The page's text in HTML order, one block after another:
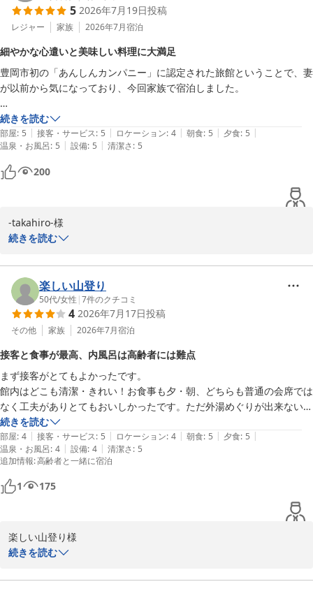
ご様子を伺い、何よりでございます。さらに、お誕生日プレートが
お連れ様にもお喜びいただき、思い出に残る素敵なお誕生日旅行の
「また利用したい宿」とのお言葉は、私どもにとって何よりの励み
です。これからもお客様の大切な記念日がより特別なものとなるよ
う、心を込めたおもてなしに努めてまいります。
お二人に再びお会いできます日を、スタッフ一同心よりお待ちして
ｒｄｅｎｓ
5 2026年7月19日投稿
レジャー 家族 2026年7月宿泊
細やかな心遣いと美味しい料理に大満足
豊岡市初の「あんしんカンパニー」に認定された旅館ということで、妻
が以前から気になっており、今回家族で宿泊しました。
今回は蟹のオフシーズンでしたが、但馬牛のしゃぶしゃぶ、お刺身、鮎
のハーブ焼きなど、どのお料理もとても美味しく、大変満足しました。
特にデザートの「夏のパルフェ」は子どもたちがとても気に入っていま
した。
接客も本当に素晴らしく、スタッフの皆さんがご自身の仕事に誇りを持
って、おもてなしの心を大切にされていることが伝わってきました。
立地は温泉街の少し奥まった場所にありますが、まんだら湯・御所の湯
今回は外湯巡りを中心に楽しんだため、館内のお風呂は貸切風呂を一つ
利用しただけでしたが、お風呂に季節の花々が浮かべられており、非日
常のラグジュアリーな気分を味わうことができました。
そして、チェックアウトの際には心のこもったお手紙まで頂戴し、最後
まで細やかな心遣いに感激しました。滞在中の随所に温かい気配りが感
じられる、本当に素敵な旅館です。また城崎温泉を訪れる際には、ぜひ
宿泊したいと思います。
続きを読む
部屋: 5 | 接客・サービス: 5 | ロケーション: 4 | 朝食: 5 | 夕食: 5 |
温泉・お風呂: 5 | 設備: 5 | 清潔さ: 5
200
-takahiro-様
このたびは当館にご宿泊いただき、また心温まるご感想をお寄せい
「細やかな心遣いと美味しい料理に大満足」とのお言葉を頂戴し、
スタッフ一同大変嬉しく思います。また、当館があんしんカンパニ
ーに選ばれていたことまで知っていただき、奥様が以前より当館を
お気に留めてくださっていたとのこと、そしてご家族皆さまでお越
しいただけたことを心より光栄に思っております。
刺身、鮎のハーブ焼きなどのお料理をお楽しみいただけたようで何
よりでございます。特に「夏のパルフェ」をお子様方にお気に召し
ていただけたとのこと、料理長も大変喜んでおります。
また、スタッフの接客やおもてなしの心、館内の貸切風呂、そして
チェックアウト時のお手紙にまで温かいお言葉をいただき、感謝の
気持ちでいっぱいです。お客様に滞在中少しでも特別な時間をお過
ごしいただけるよう、これからも心を込めたおもてなしに努めてま
いります。
城崎温泉の外湯巡りも便利にお楽しみいただけたとのこと、嬉しく
存じます。次回はぜひ、蟹の季節にもお越しいただき、また違った
ご家族皆さまに再びお会いできます日を、スタッフ一同心よりお待
ｒｄｅｎｓ
続きを読む
楽しい山登り
50代/女性 |7件のクチコミ
4 2026年7月17日投稿
その他 家族 2026年7月宿泊
接客と食事が最高、内風呂は高齢者には難点
まず接客がとてもよかったです。
館内はどこも清潔・きれい！お食事も夕・朝、どちらも普通の会席では
なく工夫がありとてもおいしかったです。ただ外湯めぐりが出来ない高
齢の母には内風呂は風呂釜が高いため入るのが難しかったです。
（外湯巡りできる方は問題ないかと）
館内は少し坂になっていたりと…バリアフリーを確認しなかったこちら
のミスでした💦
総じて素晴らしいお宿でした。
治安も良くクリーンな城崎温泉、また行きますね！
続きを読む
部屋: 4 | 接客・サービス: 5 | ロケーション: 4 | 朝食: 5 | 夕食: 5 |
温泉・お風呂: 4 | 設備: 4 | 清潔さ: 5
追加情報:高齢者と一緒に宿泊
1 175
楽しい山登り様
にありがとうございます。
続きを読む